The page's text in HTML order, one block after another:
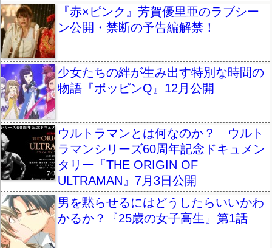
『赤×ピンク』芳賀優里亜のラブシー
ン公開・禁断の予告編解禁！
少女たちの絆が生み出す特別な時間の
物語『ポッピンQ』12月公開
ウルトラマンとは何なのか？ ウルト
ラマンシリーズ60周年記念ドキュメン
タリー『THE ORIGIN OF
ULTRAMAN』7月3日公開
男を黙らせるにはどうしたらいいかわ
かるか？『25歳の女子高生』第1話